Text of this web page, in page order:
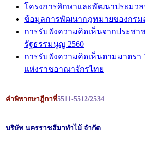
โครงการศึกษาและพัฒนาประมว
ข้อมูลการพัฒนากฎหมายของกรม
การรับฟังความคิดเห็นจากประชา
รัฐธรรมนูญ 2560
การรับฟังความคิดเห็นตามมาตรา
แห่งราชอาณาจักรไทย
คำพิพากษาฎีกาที่5511-5512/2534
บริษัท นครราชสีมาทำไม้ จำกัด